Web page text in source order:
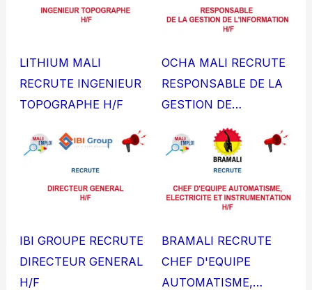
LITHIUM MALI
RECRUTE INGENIEUR
TOPOGRAPHE H/F
OCHA MALI RECRUTE
RESPONSABLE DE LA
GESTION DE…
IBI GROUPE RECRUTE
DIRECTEUR GENERAL
H/F
BRAMALI RECRUTE
CHEF D'EQUIPE
AUTOMATISME,…